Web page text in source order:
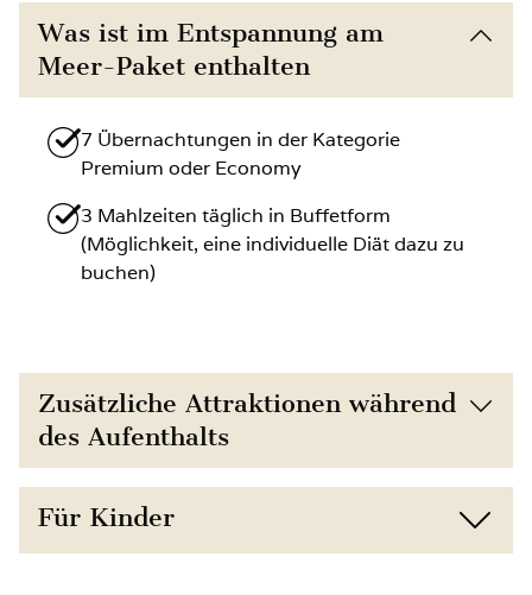
Was ist im Entspannung am
Meer-Paket enthalten
7 Übernachtungen in der Kategorie
Premium oder Economy
3 Mahlzeiten täglich in Buffetform
(Möglichkeit, eine individuelle Diät dazu zu
buchen)
Zusätzliche Attraktionen während
des Aufenthalts
Direkte Nähe zum Strand (150 m) und zur
Für Kinder